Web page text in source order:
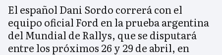
El español Dani Sordo correrá con el
equipo oficial Ford en la prueba argentina
del Mundial de Rallys, que se disputará
entre los próximos 26 y 29 de abril, en